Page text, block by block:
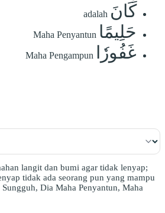
كَانَ adalah
حَلِيمًا Maha Penyantun
غَفُورٗا Maha Pengampun
langit dan bumi agar tidak lenyap;
tidak ada seorang pun yang mampu
Dia Maha Penyantun, Maha